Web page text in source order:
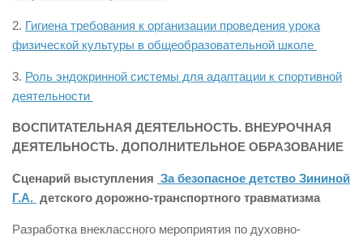
2. Гигиена требования к организации проведения урока
физической культуры в общеобразовательной школе
3. Роль эндокринной системы для адаптации к спортивной
деятельности
ВОСПИТАТЕЛЬНАЯ ДЕЯТЕЛЬНОСТЬ. ВНЕУРОЧНАЯ
ДЕЯТЕЛЬНОСТЬ. ДОПОЛНИТЕЛЬНОЕ ОБРАЗОВАНИЕ
Сценарий выступления За безопасное детство Зининой
Г.А. детского дорожно-транспортного травматизма
Разработка внеклассного мероприятия по духовно-